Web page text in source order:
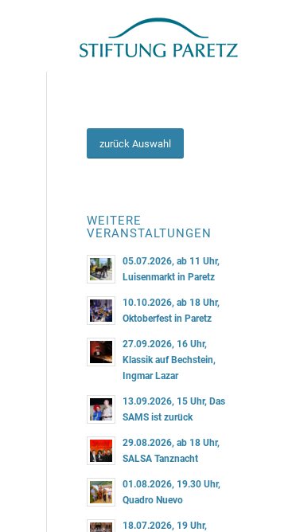
zurück Auswahl
WEITERE
VERANSTALTUNGEN
05.07.2026, ab 11 Uhr,
Luisenmarkt in Paretz
10.10.2026, ab 18 Uhr,
Oktoberfest in Paretz
27.09.2026, 16 Uhr,
Klassik auf Bechstein,
Ingmar Lazar
13.09.2026, 15 Uhr, Das
SAMS ist zurück
29.08.2026, ab 18 Uhr,
SALSA Tanznacht
01.08.2026, 19.30 Uhr,
Quadro Nuevo
18.07.2026, 19 Uhr,